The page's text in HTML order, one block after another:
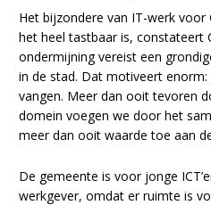
Het bijzondere van IT-werk
het heel tastbaar is, constateert
ondermijning vereist een
in de stad. Dat motiveert
vangen. Meer dan ooit tevoren
domein voegen we door het
meer dan ooit waarde toe aan
De gemeente is voor jonge
werkgever, omdat er ruimte is